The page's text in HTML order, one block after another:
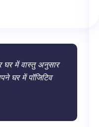
में वास्तु अनुसार
घर में पॉजिटिव